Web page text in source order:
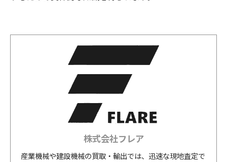
株式会社フレア
産業機械や建設機械の買取・輸出では、迅速な現地査定で